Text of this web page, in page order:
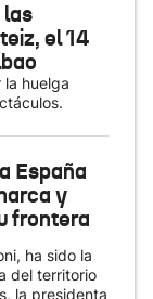
las
el 14
huelga
España
y
frontera
ha sido la
del territorio
la presidenta